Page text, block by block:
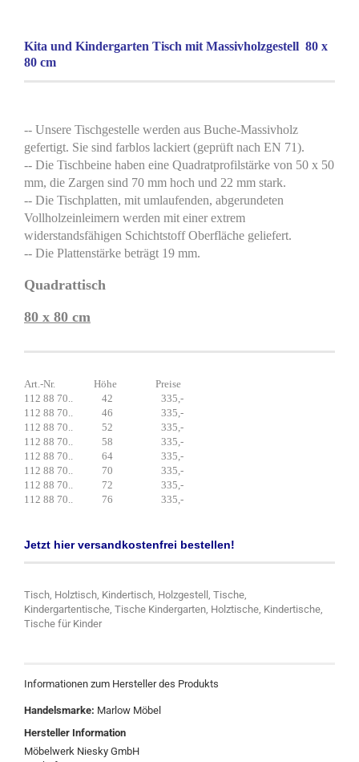
Kita und Kindergarten Tisch mit Massivholzgestell 80 x
80 cm
-- Unsere Tischgestelle werden aus Buche-Massivholz
gefertigt. Sie sind farblos lackiert (geprüft nach EN 71).
-- Die Tischbeine haben eine Quadratprofilstärke von 50 x 50
mm, die Zargen sind 70 mm hoch und 22 mm stark.
-- Die Tischplatten, mit umlaufenden, abgerundeten
Vollholzeinleimern werden mit einer extrem
widerstandsfähigen Schichtstoff Oberfläche geliefert.
-- Die Plattenstärke beträgt 19 mm.
Quadrattisch
80 x 80 cm
Art.-Nr. Höhe Preise
112 88 70.. 42 335,-
112 88 70.. 46 335,-
112 88 70.. 52 335,-
112 88 70.. 58 335,-
112 88 70.. 64 335,-
112 88 70.. 70 335,-
112 88 70.. 72 335,-
112 88 70.. 76 335,-
Jetzt hier versandkostenfrei bestellen!
Tisch, Holztisch, Kindertisch, Holzgestell, Tische,
Kindergartentische, Tische Kindergarten, Holztische, Kindertische,
Tische für Kinder
Informationen zum Hersteller des Produkts
Handelsmarke: Marlow Möbel
Hersteller Information
Möbelwerk Niesky GmbH